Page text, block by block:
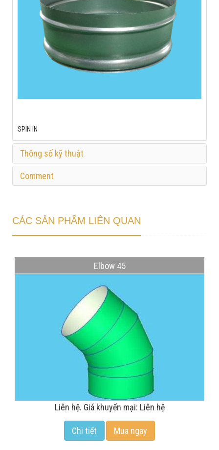
SPIN IN
Thông số kỹ thuật
Comment
CÁC SẢN PHẨM LIÊN QUAN
Elbow 45
Liên hệ. Giá khuyến mại: Liên hệ
Chi tiết Mua ngay